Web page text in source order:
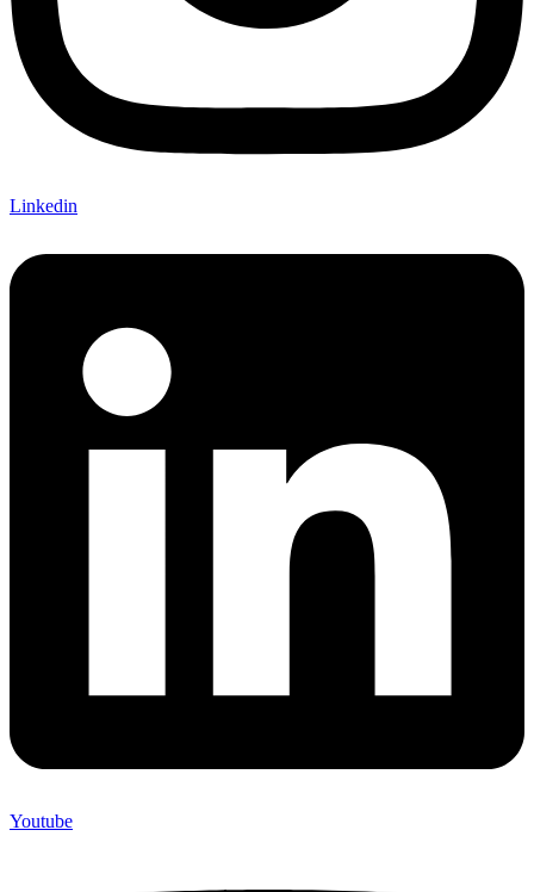
Linkedin
Youtube